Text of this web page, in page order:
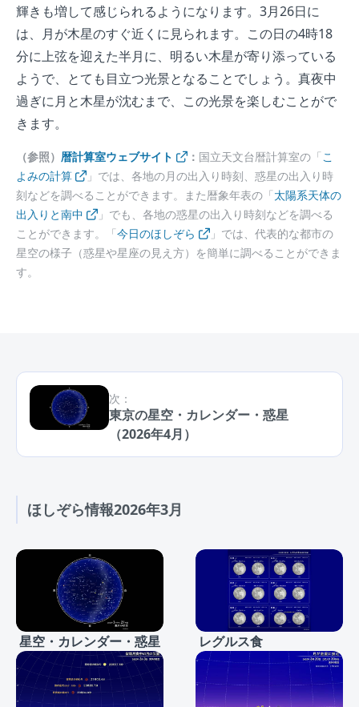
輝きも増して感じられるようになります。3月26日に
は、月が木星のすぐ近くに見られます。この日の4時18
分に上弦を迎えた半月に、明るい木星が寄り添っている
ようで、とても目立つ光景となることでしょう。真夜中
過ぎに月と木星が沈むまで、この光景を楽しむことがで
きます。
（参照） 暦計算室ウェブサイト ： 国立天文台暦計算室の「こ
よみの計算
」では、各地の月の出入り時刻、惑星の出入り時
刻などを調べることができます。また暦象年表の「太陽系天体の
出入りと南中
」でも、各地の惑星の出入り時刻などを調べる
ことができます。「今日のほしぞら
」では、代表的な都市の
星空の様子（惑星や星座の見え方）を簡単に調べることができま
す。
次：
東京の星空・カレンダー・惑星
（2026年4月）
ほしぞら情報2026年3月
星空・カレンダー・惑星 レグルス食